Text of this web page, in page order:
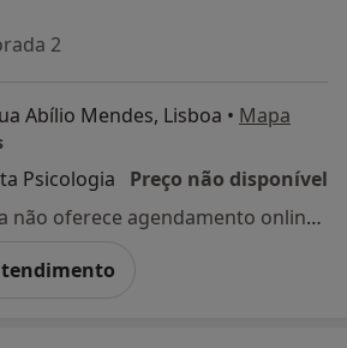
2
Abílio Mendes, Lisboa • Mapa
Psicologia
Preço não disponível
Esse especialista não oferece agendamento online para esse endereço.